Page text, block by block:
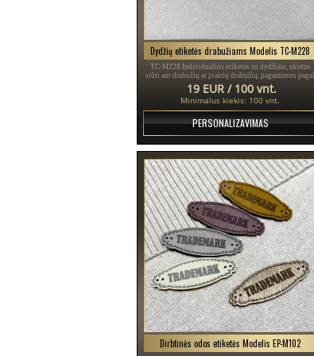
Dydžių etiketės drabužiams Modelis TC-M228
TC-M228 Individualios etiketės su dydžiais, skirtos
siūti ant drabužių ar įvairių drabužių, pagamintos pagal
užsakymą iš aukštos kokybės tekstilės medžiagos.
19 EUR / 100 vnt.
Minimalus kiekis: 100 vnt.
PERSONALIZAVIMAS
Dirbtinės odos etiketės Modelis EP-M102